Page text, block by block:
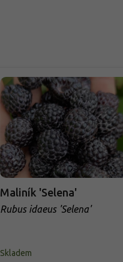
Maliník 'Selena'
Rubus idaeus 'Selena'
Skladem